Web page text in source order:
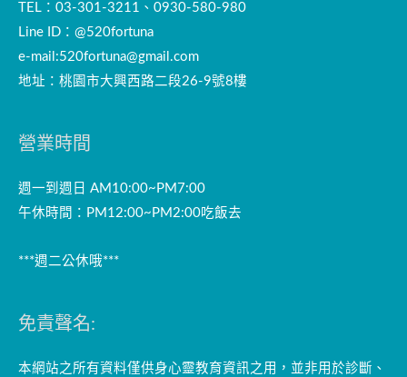
TEL：03-301-3211、0930-580-980
Line ID：@520fortuna
e-mail:520fortuna@gmail.com
地址：桃園市大興西路二段26-9號8樓
營業時間
週一到週日 AM10:00~PM7:00
午休時間：PM12:00~PM2:00吃飯去
***週二公休哦***
免責聲名:
本網站之所有資料僅供身心靈教育資訊之用，並非用於診斷、